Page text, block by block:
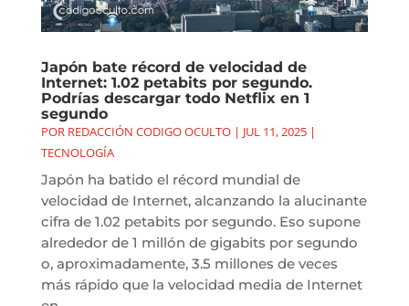
Japón bate récord de velocidad de
Internet: 1.02 petabits por segundo.
Podrías descargar todo Netflix en 1
segundo
POR REDACCIÓN CODIGO OCULTO| JUL 11, 2025|
TECNOLOGÍA
Japón ha batido el récord mundial de
velocidad de Internet, alcanzando la alucinante
cifra de 1.02 petabits por segundo. Eso supone
alrededor de 1 millón de gigabits por segundo
o, aproximadamente, 3.5 millones de veces
más rápido que la velocidad media de Internet